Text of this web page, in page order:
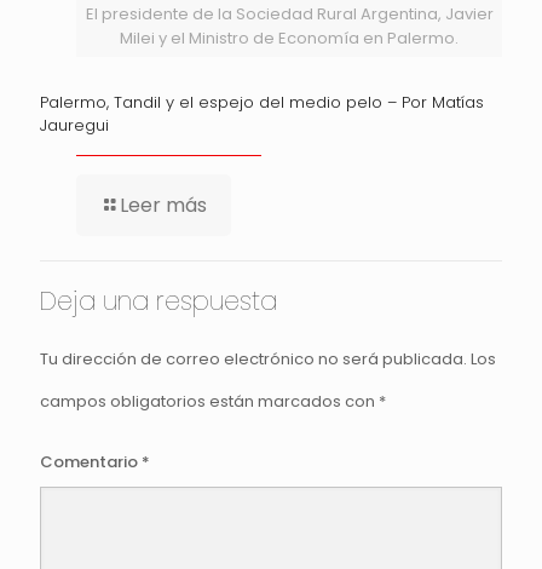
El presidente de la Sociedad Rural Argentina, Javier
Milei y el Ministro de Economía en Palermo.
Palermo, Tandil y el espejo del medio pelo – Por Matías
Jauregui
Leer más
Deja una respuesta
Tu dirección de correo electrónico no será publicada. Los
campos obligatorios están marcados con *
Comentario *